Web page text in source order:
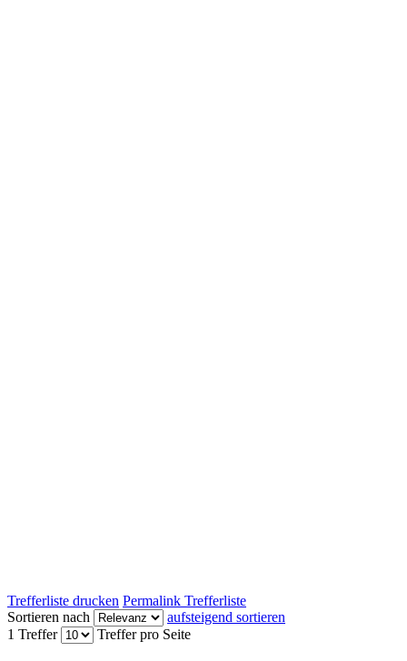
Trefferliste drucken Permalink Trefferliste
Sortieren nach
aufsteigend sortieren
1 Treffer
Treffer pro Seite